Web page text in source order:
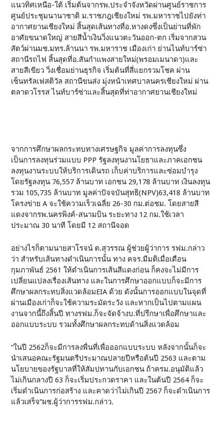
แนวทิศเหนือ-ใต้ เริ่มต้นจากรพ.ประจำจังหวัดผ่านศูนย์ราชการ
ศูนย์ประชุมนานาชาติ ม.ราชภฎเชียงใหม่ รพ.มหาราชไปยังท่า
อากาศยานเชียงใหม่ สิ้นสุดเส้นทางที่อ.หางดงซึ่งเป็นย่านที่พัก
อาศัยขนาดใหญ่ สายสีน้ำเงินวิ่งแนวตะวันออก-ตก เริ่มจากสวน
สัตว์ผ่านมช.มทร.ล้านนา รพ.มหาราช เมืองเก่า ย่านไนท์บาร์ซ่า
สถานีรถไฟ สิ้นสุดที่อ.สันกำแพงสายใหม่(พรอมเมนาดา)และ
สายสีเขียว วิ่งเชื่อมย่านธุรกิจ เริ่มต้นที่สี่แยกรวมโชค ผ่าน
เซ็นทรัลเฟสติวัล สถานีขนส่ง มุ่งหน้าเทศบาลนครเชียงใหม่ ผ่าน
ตลาดวโรรส ไนท์บาร์ซ่าและสิ้นสุดที่ท่าอากาศยานเชียงใหม่
จากการศึกษาผลกระทบทางเศรษฐกิจ มูลค่าการลงทุนซึ่ง
เป็นการลงทุนร่วมแบบ PPP รัฐลงทุนงานโยธาและภาคเอกชน
ลงทุนงานระบบให้บริการเดินรถ เก็บค่าบริการและซ่อมบำรุง
โดยรัฐลงทุน 76,557 ล้านบาท เอกชน 29,178 ล้านบาท เงินลงทุน
รวม 105,735 ล้านบาท มูลค่าปัจจบันสุทธิ(NPV)63,418 ล้านบาท
โครงข่าย A จะใช้ความเร็วเฉลี่ย 26-30 กม.ต่อชม. โดยสายสี
แดงจากรพ.นครพิงค์-สนามบิน ระยะทาง 12 กม.ใช้เวลา
ประมาณ 30 นาที โดยมี 12 สถานีจอด
อย่างไรก็ตามนายสาโรจน์ ต.สุวรรณ ผู้ช่วยผู้ว่าการ รฟม.กล่าว
ว่า สำหรับเส้นทางดำเนินการนั้น ทาง คจร.มีมติเมื่อเดือน
กุมภาพันธ์ 2561 ให้ดำเนินการเส้นสีแดงก่อน ก็คงจะไม่มีการ
เปลี่ยนแปลงเรื่องเส้นทาง และในการศึกษาออกแบบก็จะมีการ
ศึกษาผลกระทบสิ่งแวดล้อมEIA ด้วย ดังนั้นการออกแบบในจุดที่
ผ่านเมืองเก่าก็จะใช้ความระมัดระวัง และหากเป็นไปตามแผน
งานจากนี้ถึงสิ้นปี ทางรฟม.ก็จะจัดจ้างบ.ที่ปรึกษาเพื่อศึกษาและ
ออกแบบระบบ รวมทั้งศึกษาผลกระทบด้านสิ่งแวดล้อม
“ในปี 2562ก็จะมีการลงพื่นที่เพื่อออกแบบระบบ หลังจากนั้นก็จะ
นำเสนอคณะรัฐมนตรีประมาณปลายปีหรือต้นปี 2563 และตาม
นโยบายของรัฐบาลที่ให้สัมปทานกับเอกชน ถ้าครม.อนุมัติแล้ว
ไม่เกินกลางปี 63 ก็จะเริ่มประกวดราคา และในต้นปี 2564 ก็จะ
เริ่มดำเนินการก่อสร้าง และคาดว่าไม่เกินปี 2567 ก็จะดำเนินการ
แล้วเสร็จ”ผช.ผู้ว่าการรฟม.กล่าว.